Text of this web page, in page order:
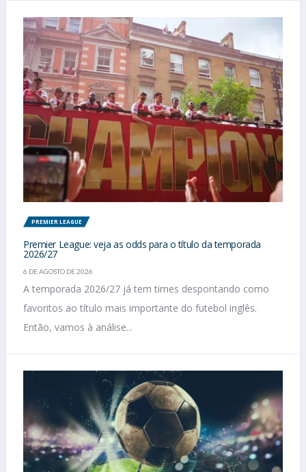
PREMIER LEAGUE
Premier League: veja as odds para o título da temporada
2026/27
6 DE AGOSTO DE 2026
A temporada 2026/27 já tem times despontando como
favoritos ao título mais importante do futebol inglês.
Então, vamos à análise...